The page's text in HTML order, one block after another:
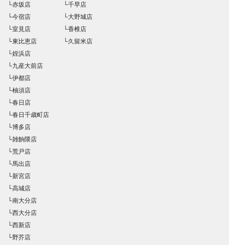
└赤坂店
└今宿店
└室見店
└東比恵店
└姪浜店
└九産大前店
└伊都店
└柚須店
└春日店
└春日千歳町店
└博多店
└雑餉隈店
└荒戸店
└馬出店
└新宮店
└高城店
└南大分店
└西大分店
└西新店
└野芥店
└千早店
└大野城店
└香椎店
└久留米店